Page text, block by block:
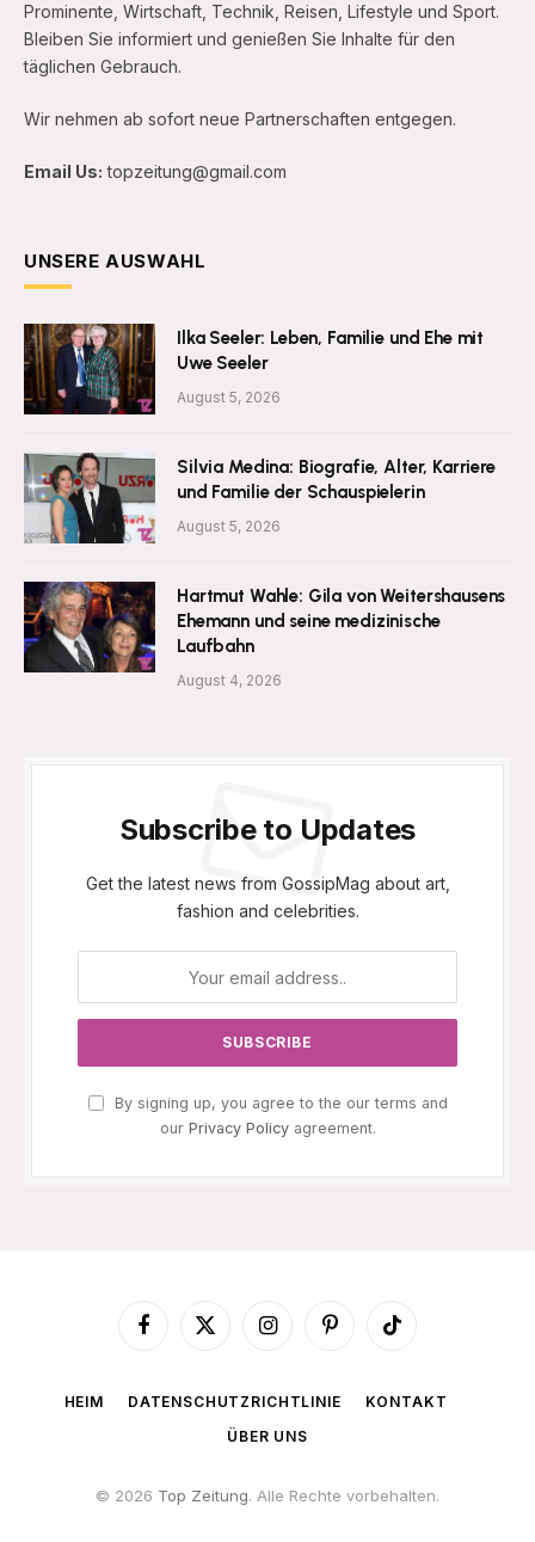
Prominente, Wirtschaft, Technik, Reisen, Lifestyle und Sport.
Bleiben Sie informiert und genießen Sie Inhalte für den
täglichen Gebrauch.
Wir nehmen ab sofort neue Partnerschaften entgegen.
Email Us: topzeitung@gmail.com
UNSERE AUSWAHL
Ilka Seeler: Leben, Familie und Ehe mit
Uwe Seeler
August 5, 2026
Silvia Medina: Biografie, Alter, Karriere
und Familie der Schauspielerin
August 5, 2026
Hartmut Wahle: Gila von Weitershausens
Ehemann und seine medizinische
Laufbahn
August 4, 2026
Subscribe to Updates
Get the latest news from GossipMag about art,
fashion and celebrities.
By signing up, you agree to the our terms and
our Privacy Policyagreement.
Facebook
X
InstagramPinterestTikTok
HEIM DATENSCHUTZRICHTLINIE
KONTAKT
ÜBER UNS
© 2026 Top Zeitung. Alle Rechte vorbehalten.